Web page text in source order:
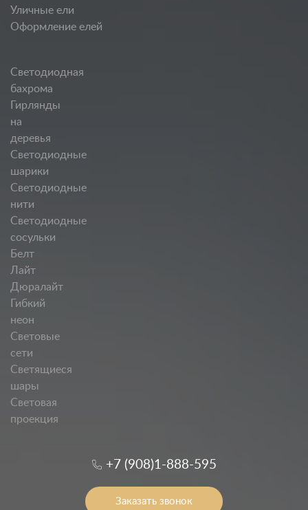
Уличные ели
Оформление елей
Светодиодная
бахрома
Гирлянды
на
деревья
Светодиодные
шарики
Светодиодные
нити
Светодиодные
сосульки
Белт
Лайт
Дюралайт
Гибкий
неон
Световые
сети
Светящиеся
шары
Световая
проекция
+7 (908)1-888-595
Заказать звонок